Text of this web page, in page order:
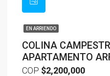
EN ARRIENDO
COLINA
APARTAMENTO
COP $2,200,000